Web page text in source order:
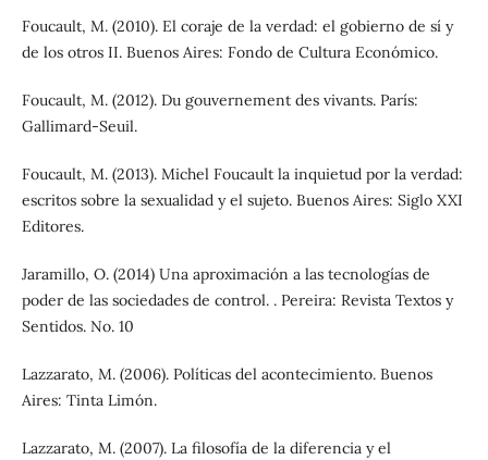
Foucault, M. (2010). El coraje de la verdad: el gobierno de sí y
de los otros II. Buenos Aires: Fondo de Cultura Económico.
Foucault, M. (2012). Du gouvernement des vivants. París:
Gallimard-Seuil.
Foucault, M. (2013). Michel Foucault la inquietud por la verdad:
escritos sobre la sexualidad y el sujeto. Buenos Aires: Siglo XXI
Editores.
Jaramillo, O. (2014) Una aproximación a las tecnologías de
poder de las sociedades de control. . Pereira: Revista Textos y
Sentidos. No. 10
Lazzarato, M. (2006). Políticas del acontecimiento. Buenos
Aires: Tinta Limón.
Lazzarato, M. (2007). La filosofía de la diferencia y el